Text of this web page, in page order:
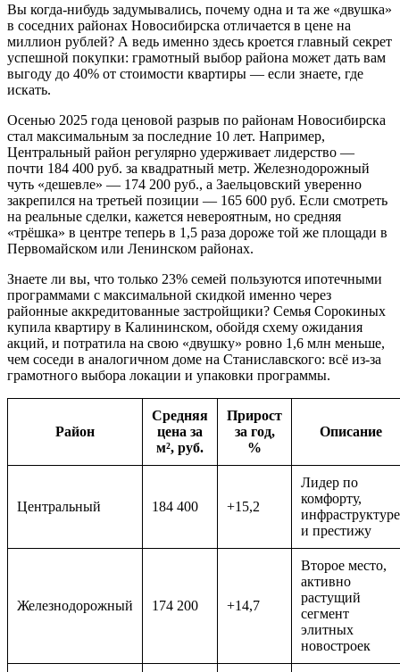
Вы когда-нибудь задумывались, почему одна и та же «двушка»
в соседних районах Новосибирска отличается в цене на
миллион рублей? А ведь именно здесь кроется главный секрет
успешной покупки: грамотный выбор района может дать вам
выгоду до 40% от стоимости квартиры — если знаете, где
искать.
Осенью 2025 года ценовой разрыв по районам Новосибирска
стал максимальным за последние 10 лет. Например,
Центральный район регулярно удерживает лидерство —
почти 184 400 руб. за квадратный метр. Железнодорожный
чуть «дешевле» — 174 200 руб., а Заельцовский уверенно
закрепился на третьей позиции — 165 600 руб. Если смотреть
на реальные сделки, кажется невероятным, но средняя
«трёшка» в центре теперь в 1,5 раза дороже той же площади в
Первомайском или Ленинском районах.
Знаете ли вы, что только 23% семей пользуются ипотечными
программами с максимальной скидкой именно через
районные аккредитованные застройщики? Семья Сорокиных
купила квартиру в Калининском, обойдя схему ожидания
акций, и потратила на свою «двушку» ровно 1,6 млн меньше,
чем соседи в аналогичном доме на Станиславского: всё из-за
грамотного выбора локации и упаковки программы.
Район
Средняя
цена за
м², руб.
Прирост
за год,
%
Описание
Центральный 184 400 +15,2
Лидер по
комфорту,
инфраструктуре
и престижу
Железнодорожный 174 200 +14,7
Второе место,
активно
растущий
сегмент
элитных
новостроек